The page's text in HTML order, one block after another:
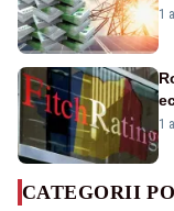
1
1
CATEGORII